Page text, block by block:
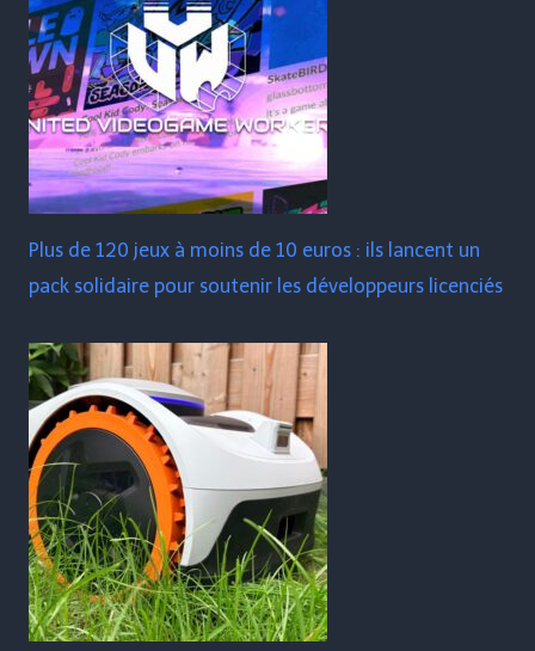
Plus de 120 jeux à moins de 10 euros : ils lancent un
pack solidaire pour soutenir les développeurs licenciés